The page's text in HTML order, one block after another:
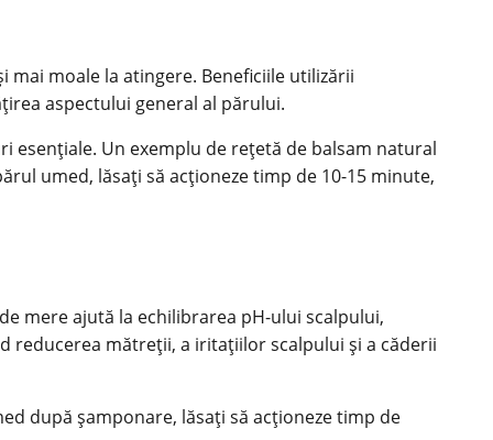
moale la atingere. Beneficiile utilizării
aspectului general al părului.
esențiale. Un exemplu de rețetă de balsam natural
umed, lăsați să acționeze timp de 10-15 minute,
mere ajută la echilibrarea pH-ului scalpului,
reducerea mătreții, a iritațiilor scalpului și a căderii
după șamponare, lăsați să acționeze timp de